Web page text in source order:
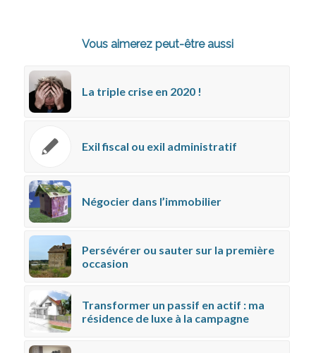
Vous aimerez peut-être aussi
La triple crise en 2020 !
Exil fiscal ou exil administratif
Négocier dans l’immobilier
Persévérer ou sauter sur la première
occasion
Transformer un passif en actif : ma
résidence de luxe à la campagne